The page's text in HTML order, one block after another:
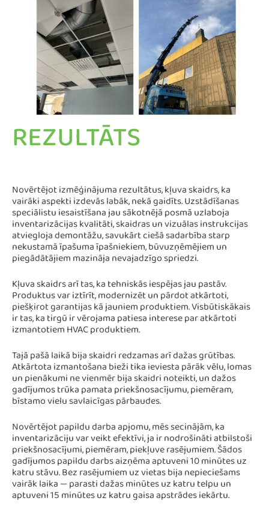
REZULTĀTS
Novērtējot izmēģinājuma rezultātus, kļuva skaidrs, ka
vairāki aspekti izdevās labāk, nekā gaidīts. Uzstādīšanas
speciālistu iesaistīšana jau sākotnējā posmā uzlaboja
inventarizācijas kvalitāti, skaidras un vizuālas instrukcijas
atviegloja demontāžu, savukārt ciešā sadarbība starp
nekustamā īpašuma īpašniekiem, būvuzņēmējiem un
piegādātājiem mazināja nevajadzīgo spriedzi.
Kļuva skaidrs arī tas, ka tehniskās iespējas jau pastāv.
Produktus var iztīrīt, modernizēt un pārdot atkārtoti,
piešķirot garantijas kā jauniem produktiem. Visbūtiskākais
ir tas, ka tirgū ir vērojama patiesa interese par atkārtoti
izmantotiem HVAC produktiem.
Tajā pašā laikā bija skaidri redzamas arī dažas grūtības.
Atkārtota izmantošana bieži tika ieviesta pārāk vēlu, lomas
un pienākumi ne vienmēr bija skaidri noteikti, un dažos
gadījumos trūka pamata priekšnosacījumu, piemēram,
bīstamo vielu savlaicīgas pārbaudes.
Novērtējot papildu darba apjomu, mēs secinājām, ka
inventarizāciju var veikt efektīvi, ja ir nodrošināti atbilstoši
priekšnosacījumi, piemēram, piekļuve rasējumiem. Šādos
gadījumos papildu darbs aizņēma aptuveni 10 minūtes uz
katru stāvu. Bez rasējumiem uz vietas bija nepieciešams
vairāk laika — parasti dažas minūtes uz katru telpu un
aptuveni 15 minūtes uz katru gaisa apstrādes iekārtu.